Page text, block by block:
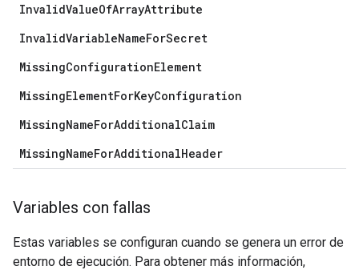
InvalidValueOfArrayAttribute
InvalidVariableNameForSecret
MissingConfigurationElement
MissingElementForKeyConfiguration
MissingNameForAdditionalClaim
MissingNameForAdditionalHeader
Variables con fallas
Estas variables se configuran cuando se genera un error de
entorno de ejecución. Para obtener más información,